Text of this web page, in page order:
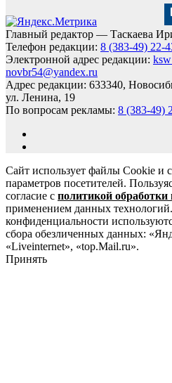
Главный редактор — Таскаева
Телефон редакции: 8 (383-49) 22-
Электронной адрес редакции:
novbr54@yandex.ru
Адрес редакции: 633340,
ул. Ленина, 19
По вопросам рекламы: 8 (383-49)
Сайт использует файлы Cookie и
параметров посетителей.
согласие с политикой
применением данных
конфиденциальности
сбора обезличенных данных:
«Liveinternet», «top.Mail.ru».
Принять